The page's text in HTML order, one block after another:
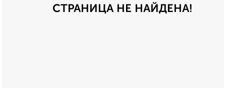
СТРАНИЦА НЕ НАЙДЕНА!